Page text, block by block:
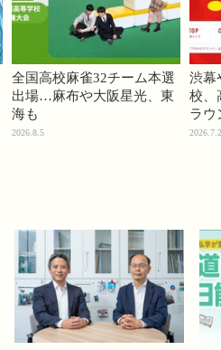
全国高校麻雀32チーム本選
出場…麻布や大阪星光、東
海も
2026.8.5
渋幕
校、
ラウ